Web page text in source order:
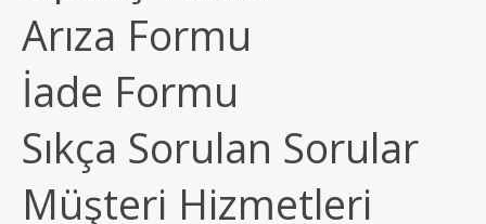
Arıza Formu
İade Formu
Sıkça Sorulan Sorular
Müşteri Hizmetleri